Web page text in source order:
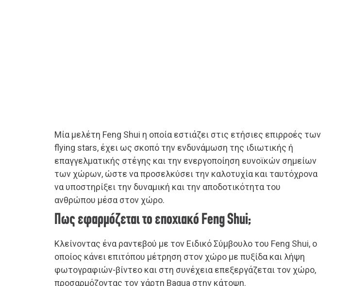
Μία μελέτη Feng Shui η οποία εστιάζει στις ετήσιες επιρροές των
flying stars, έχει ως σκοπό την ενδυνάμωση της ιδιωτικής ή
επαγγελματικής στέγης και την ενεργοποίηση ευνοϊκών σημείων
των χώρων, ώστε να προσελκύσει την καλοτυχία και ταυτόχρονα
να υποστηρίξει την δυναμική και την αποδοτικότητα του
ανθρώπου μέσα στον χώρο.
Πως εφαρμόζεται το εποχιακό Feng Shui;
Κλείνοντας ένα ραντεβού με τον Ειδικό Σύμβουλο του Feng Shui, ο
οποίος κάνει επιτόπου μέτρηση στον χώρο με πυξίδα και λήψη
φωτογραφιών-βίντεο και στη συνέχεια επεξεργάζεται τον χώρο,
προσαρμόζοντας τον χάρτη Bagua στην κάτοψη.